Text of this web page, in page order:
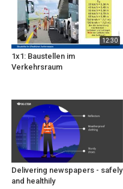
12:30
1x1: Baustellen im
Verkehrsraum
Delivering newspapers - safely
and healthily